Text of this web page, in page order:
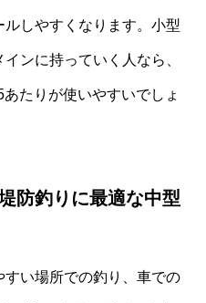
しやすくなります。小型
ンに持っていく人なら、
たりが使いやすいでしょ
防釣りに最適な中型
い場所での釣り、車での